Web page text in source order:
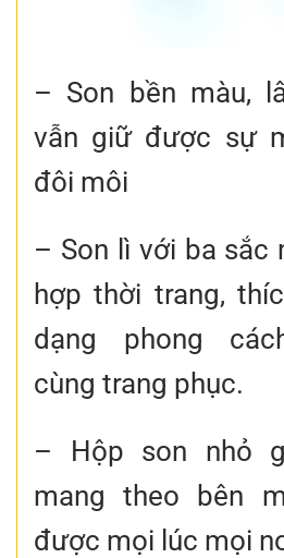
– Son bền màu,
vẫn giữ được sự
đôi môi
– Son lì với ba sắc
hợp thời trang,
dạng phong
cùng trang phục.
– Hộp son nhỏ
mang theo bên
được mọi lúc mọi